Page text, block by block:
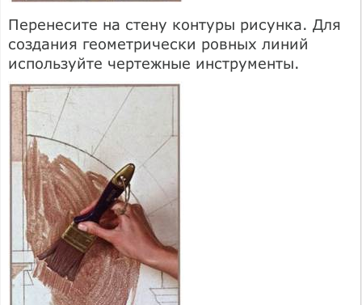
Перенесите на стену контуры рисунка. Для
создания геометрически ровных линий
используйте чертежные инструменты.